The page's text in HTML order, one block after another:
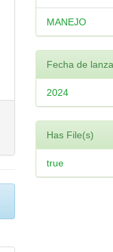
MANEJO
Fecha de
2024
Has File(s)
true